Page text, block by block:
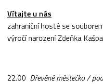
Vítajte u nás
zahraniční hosté se
výročí narození Zdeňka
22.00 Dřevěné městečko /